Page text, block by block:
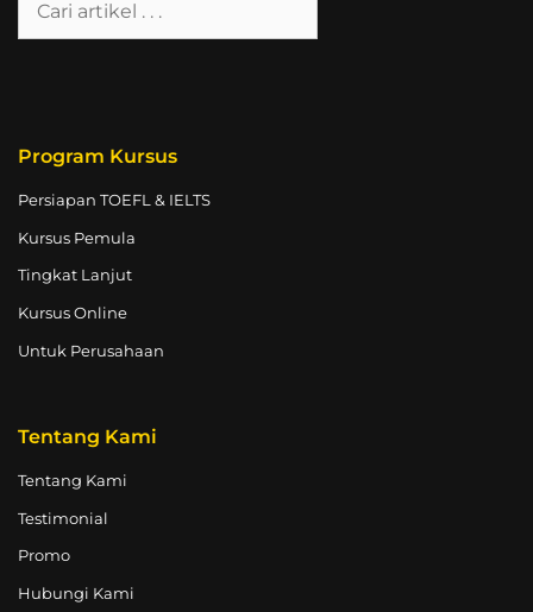
Program Kursus
Persiapan TOEFL & IELTS
Kursus Pemula
Tingkat Lanjut
Kursus Online
Untuk Perusahaan
Tentang Kami
Tentang Kami
Testimonial
Promo
Hubungi Kami